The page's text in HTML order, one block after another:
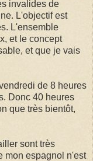
invalides de
L'objectif est
L'ensemble
et le concept
et que je vais
de 8 heures
Donc 40 heures
que très bientôt,
sont très
mon espagnol n'est